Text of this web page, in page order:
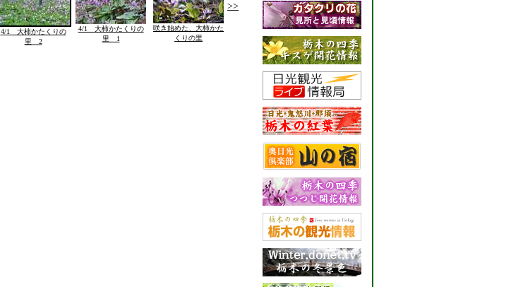
4/1 大柿かたくりの
里 2
4/1 大柿かたくりの
里 1
咲き始めた、大柿かた
くりの里
>>